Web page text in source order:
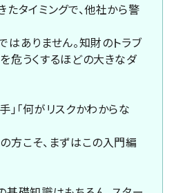
たタイミングで、他社から警
はありません。知財のトラブ
危うくするほどの大きなダ
」「何がリスクかわからな
方こそ、まずはこの入門編